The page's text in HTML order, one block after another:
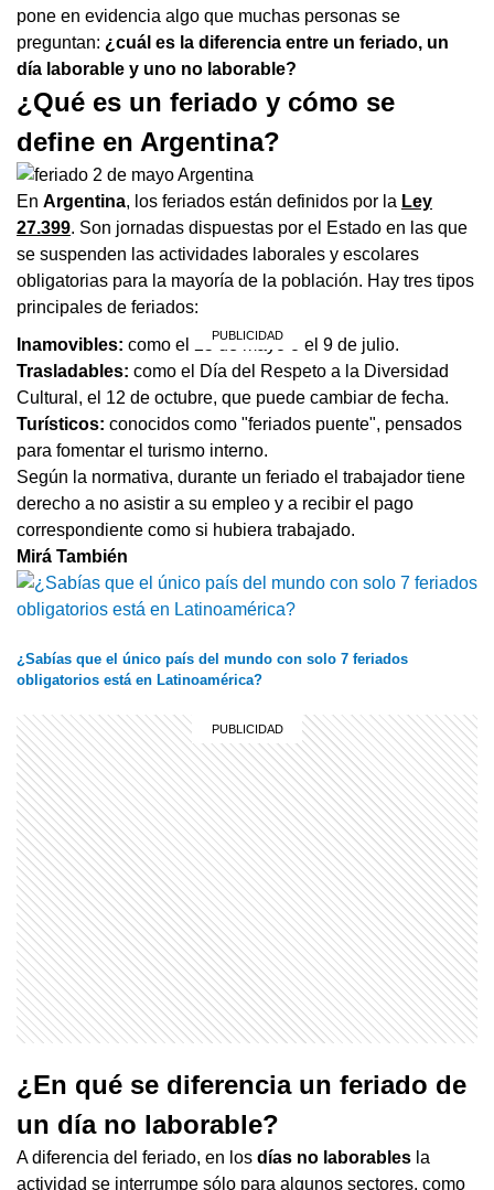
pone en evidencia algo que muchas personas se
preguntan: ¿cuál es la diferencia entre un feriado, un
día laborable y uno no laborable?
¿Qué es un feriado y cómo se
define en Argentina?
En Argentina, los feriados están definidos por la Ley
27.399. Son jornadas dispuestas por el Estado en las que
se suspenden las actividades laborales y escolares
obligatorias para la mayoría de la población. Hay tres tipos
principales de feriados:
Inamovibles: como el 25 de mayo o el 9 de julio.
Trasladables: como el Día del Respeto a la Diversidad
Cultural, el 12 de octubre, que puede cambiar de fecha.
Turísticos: conocidos como "feriados puente", pensados
para fomentar el turismo interno.
Según la normativa, durante un feriado el trabajador tiene
derecho a no asistir a su empleo y a recibir el pago
correspondiente como si hubiera trabajado.
Mirá También
¿Sabías que el único país del mundo con solo 7 feriados
obligatorios está en Latinoamérica?
¿En qué se diferencia un feriado de
un día no laborable?
A diferencia del feriado, en los días no laborables la
actividad se interrumpe sólo para algunos sectores, como